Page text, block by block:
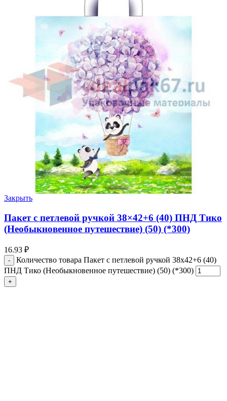
Закрыть
Пакет с петлевой ручкой 38×42+6 (40) ПНД Тико
(Необыкновенное путешествие) (50) (*300)
16.93 ₽
Количество товара Пакет с петлевой ручкой 38x42+6 (40)
ПНД Тико (Необыкновенное путешествие) (50) (*300)